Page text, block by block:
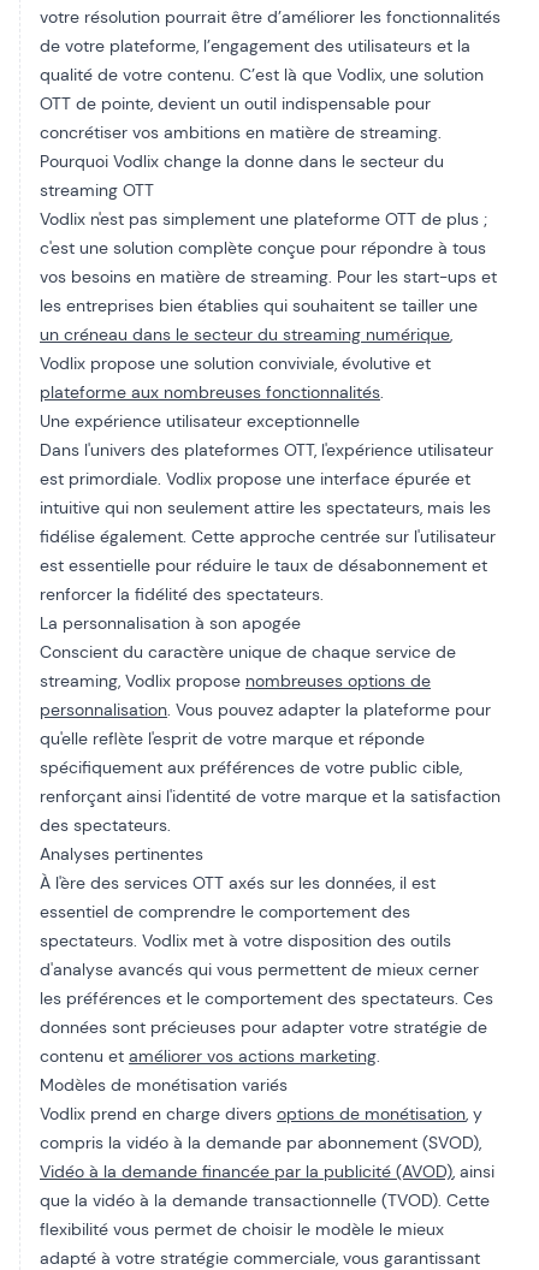
votre résolution pourrait être d’améliorer les fonctionnalités
de votre plateforme, l’engagement des utilisateurs et la
qualité de votre contenu. C’est là que Vodlix, une solution
OTT de pointe, devient un outil indispensable pour
concrétiser vos ambitions en matière de streaming.
Pourquoi Vodlix change la donne dans le secteur du
streaming OTT
Vodlix n'est pas simplement une plateforme OTT de plus ;
c'est une solution complète conçue pour répondre à tous
vos besoins en matière de streaming. Pour les start-ups et
les entreprises bien établies qui souhaitent se tailler une
un créneau dans le secteur du streaming numérique,
Vodlix propose une solution conviviale, évolutive et
plateforme aux nombreuses fonctionnalités.
Une expérience utilisateur exceptionnelle
Dans l'univers des plateformes OTT, l'expérience utilisateur
est primordiale. Vodlix propose une interface épurée et
intuitive qui non seulement attire les spectateurs, mais les
fidélise également. Cette approche centrée sur l'utilisateur
est essentielle pour réduire le taux de désabonnement et
renforcer la fidélité des spectateurs.
La personnalisation à son apogée
Conscient du caractère unique de chaque service de
streaming, Vodlix propose nombreuses options de
personnalisation. Vous pouvez adapter la plateforme pour
qu'elle reflète l'esprit de votre marque et réponde
spécifiquement aux préférences de votre public cible,
renforçant ainsi l'identité de votre marque et la satisfaction
des spectateurs.
Analyses pertinentes
À l'ère des services OTT axés sur les données, il est
essentiel de comprendre le comportement des
spectateurs. Vodlix met à votre disposition des outils
d'analyse avancés qui vous permettent de mieux cerner
les préférences et le comportement des spectateurs. Ces
données sont précieuses pour adapter votre stratégie de
contenu et améliorer vos actions marketing.
Modèles de monétisation variés
Vodlix prend en charge divers options de monétisation, y
compris la vidéo à la demande par abonnement (SVOD),
Vidéo à la demande financée par la publicité (AVOD), ainsi
que la vidéo à la demande transactionnelle (TVOD). Cette
flexibilité vous permet de choisir le modèle le mieux
adapté à votre stratégie commerciale, vous garantissant